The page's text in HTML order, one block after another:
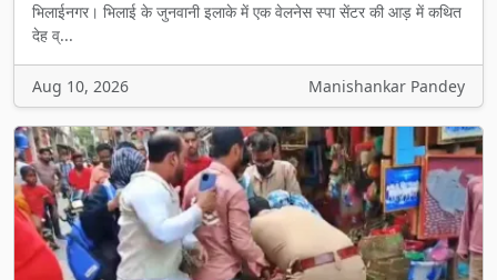
भिलाईनगर। भिलाई के जुनवानी इलाके में एक वेलनेस स्पा सेंटर की आड़ में कथित
देह व्...
Aug 10, 2026 Manishankar Pandey